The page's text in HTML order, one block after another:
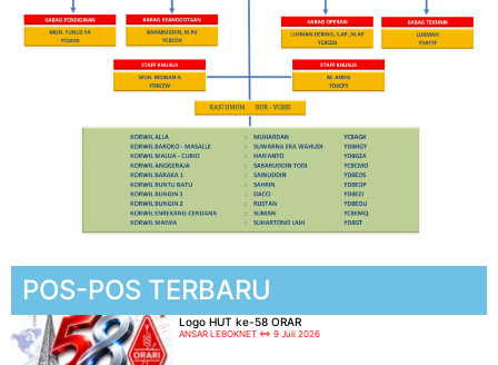
POS-POS TERBARU
Logo HUT ke-58 ORAR
ANSAR LEBOKNET 9 Juli 2026